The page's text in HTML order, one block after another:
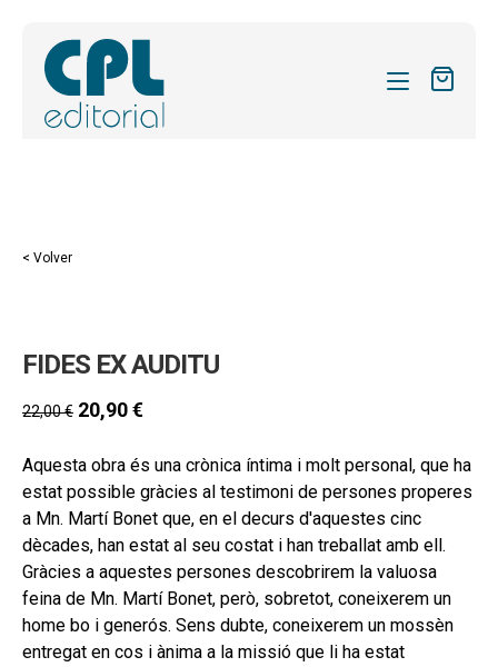
REVISTAS
hijo
menú
CONTACTO
MI CUENTA
BUSCAR
CAT
ESP
< Volver
FIDES EX AUDITU
22,00€ 20,90€
Aquesta obra és una crònica íntima i molt personal, que ha
estat possible gràcies al testimoni de persones properes
a Mn. Martí Bonet que, en el decurs d'aquestes cinc
dècades, han estat al seu costat i han treballat amb ell.
Gràcies a aquestes persones descobrirem la valuosa
feina de Mn. Martí Bonet, però, sobretot, coneixerem un
home bo i generós. Sens dubte, coneixerem un mossèn
entregat en cos i ànima a la missió que li ha estat